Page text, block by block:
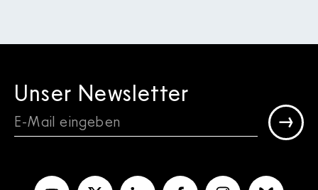
Unser Newsletter